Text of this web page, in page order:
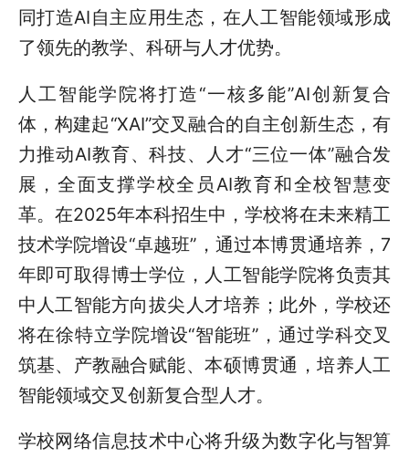
同打造AI自主应用生态，在人工智能领域形成
了领先的教学、科研与人才优势。
人工智能学院将打造“一核多能”AI创新复合
体，构建起“XAI”交叉融合的自主创新生态，有
力推动AI教育、科技、人才“三位一体”融合发
展，全面支撑学校全员AI教育和全校智慧变
革。在2025年本科招生中，学校将在未来精工
技术学院增设“卓越班”，通过本博贯通培养，7
年即可取得博士学位，人工智能学院将负责其
中人工智能方向拔尖人才培养；此外，学校还
将在徐特立学院增设“智能班”，通过学科交叉
筑基、产教融合赋能、本硕博贯通，培养人工
智能领域交叉创新复合型人才。
学校网络信息技术中心将升级为数字化与智算